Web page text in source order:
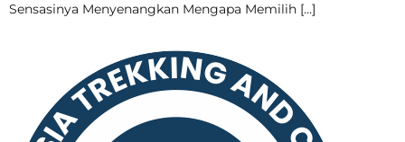
Sensasinya Menyenangkan Mengapa Memilih […]